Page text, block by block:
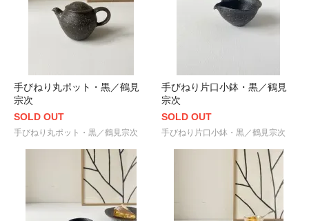
手びねり丸ポット・黒／鶴見
宗次
SOLD OUT
手びねり丸ポット・黒／鶴見宗次
手びねり片口小鉢・黒／鶴見
宗次
SOLD OUT
手びねり片口小鉢・黒／鶴見宗次